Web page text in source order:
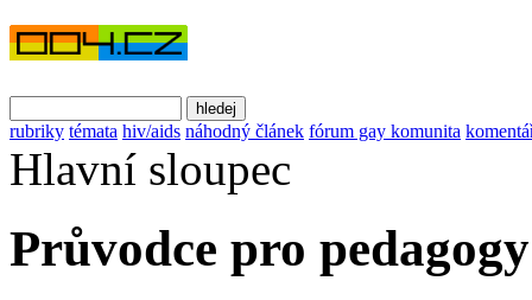
rubriky témata hiv/aids náhodný článek fórum gay komunita
Hlavní sloupec
Průvodce pro pedagogy